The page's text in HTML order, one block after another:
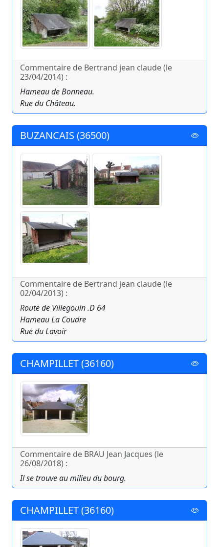
Commentaire de Bertrand jean claude (le
23/04/2014) :
Hameau de Bonneau.
Rue du Château.
BUZANCAIS (36500)
Commentaire de Bertrand jean claude (le
02/04/2013) :
Route de Villegouin .D 64
Hameau La Coudre
Rue du Lavoir
CHAMPILLET (36160)
Commentaire de BRAU Jean Jacques (le
26/08/2018) :
Il se trouve au milieu du bourg.
CHAMPILLET (36160)